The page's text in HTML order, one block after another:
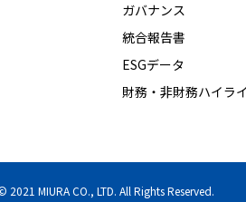
ガバナンス
統合報告書
ESGデータ
財務・非財務ハイラ
2021 MIURA CO., LTD. All Rights Reserved.